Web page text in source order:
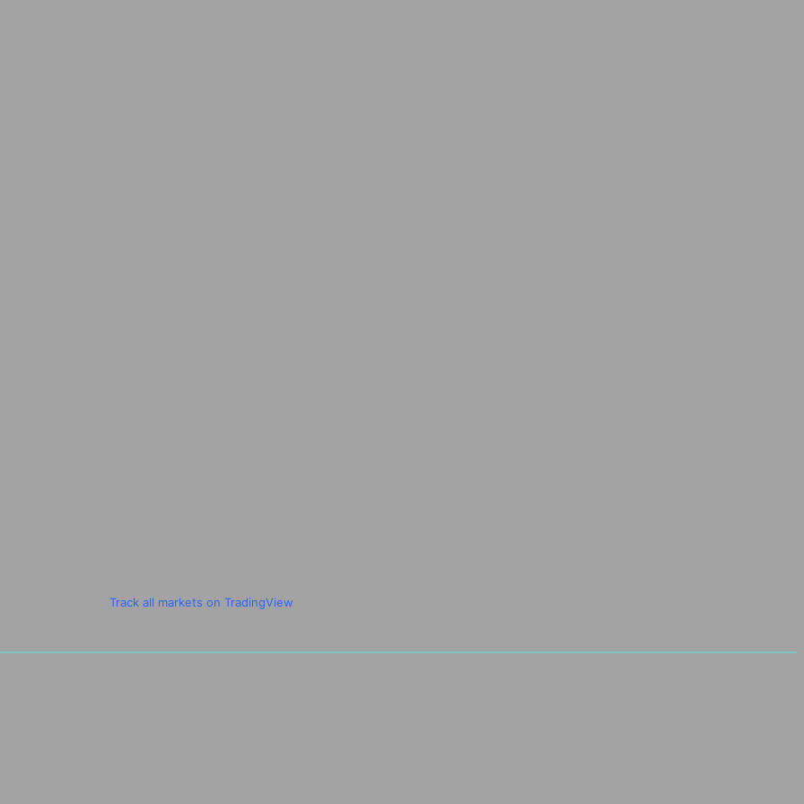
Track all markets on TradingView